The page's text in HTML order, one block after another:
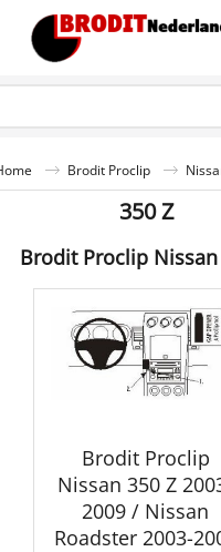
Brodit Proclip
350 Z
Brodit Proclip Nissan
Brodit Proclip
Nissan 350 Z
2009 / Nissan
Roadster 2003-